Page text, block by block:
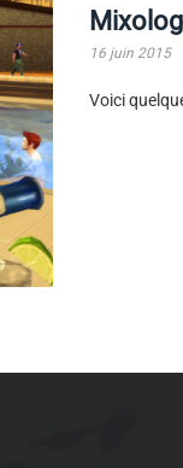
16 juin 2015
Voici